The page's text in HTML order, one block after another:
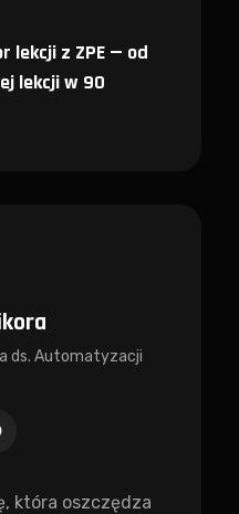
lekcji z ZPE — od
lekcji w 90
ds. Automatyzacji
która oszczędza